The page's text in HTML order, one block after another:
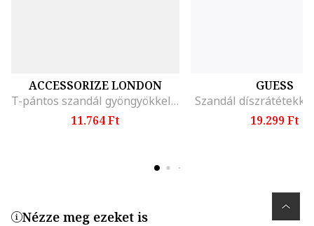
ACCESSORIZE LONDON
T-pántos szandál gyöngyökkel díszítve, Türkiz/Karamellbarna
11.764 Ft
GUESS
Szandál
19.299 Ft
Nézze meg ezeket is